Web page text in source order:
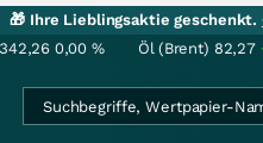
🎁 Ihre Lieblingsaktie geschenkt.
0,00 % Öl (Brent) 82,27